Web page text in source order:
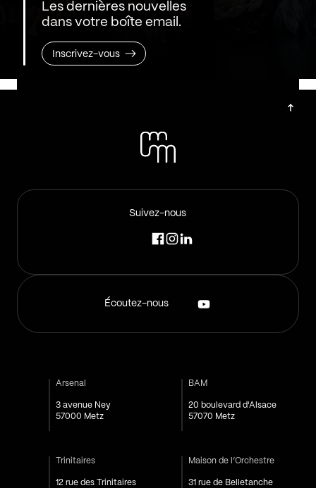
Les dernières nouvelles
dans votre boîte email.
Inscrivez-vous
Suivez-nous
Écoutez-nous
Arsenal
3 avenue Ney
57000 Metz
BAM
20 boulevard d'Alsace
57070 Metz
Trinitaires
12 rue des Trinitaires
Maison de l’Orchestre
31 rue de Belletanche